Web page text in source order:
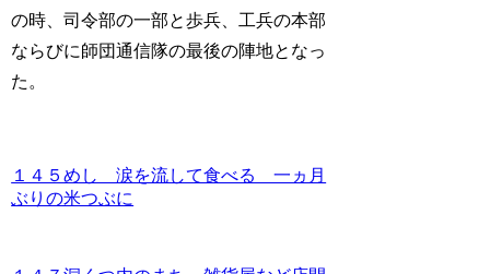
の時、司令部の一部と歩兵、工兵の本部
ならびに師団通信隊の最後の陣地となっ
た。
１４５めし 涙を流して食べる 一ヵ月
ぶりの米つぶに